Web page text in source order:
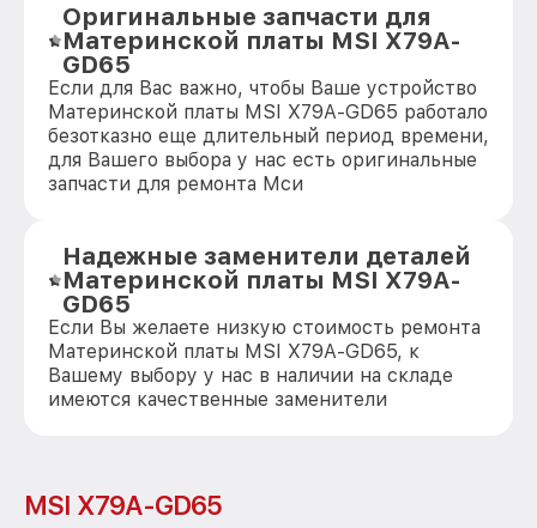
Оригинальные запчасти для
Материнской платы MSI X79A-
GD65
Если для Вас важно, чтобы Ваше устройство
Материнской платы MSI X79A-GD65 работало
безотказно еще длительный период времени,
для Вашего выбора у нас есть оригинальные
запчасти для ремонта Мси
Надежные заменители деталей
Материнской платы MSI X79A-
GD65
Если Вы желаете низкую стоимость ремонта
Материнской платы MSI X79A-GD65, к
Вашему выбору у нас в наличии на складе
имеются качественные заменители
MSI X79A-GD65